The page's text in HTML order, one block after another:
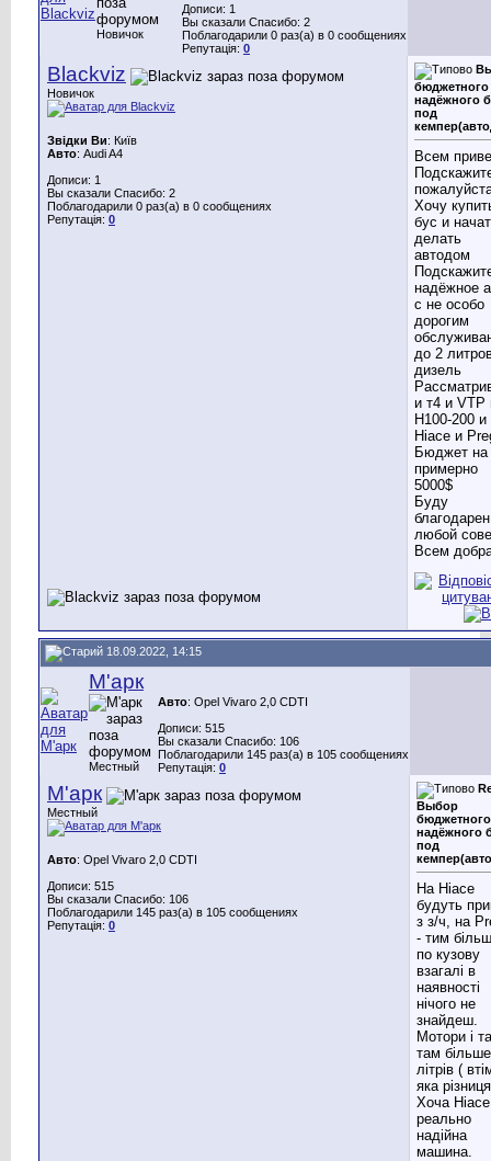
Новичок
Дописи: 1
Вы сказали Спасибо: 2
Поблагодарили 0 раз(а) в 0 сообщениях
Репутація: 0
Blackviz
Новичок
Звідки Ви: Київ
Авто: Audi A4
Дописи: 1
Вы сказали Спасибо: 2
Поблагодарили 0 раз(а) в 0 сообщениях
Репутація: 0
бюджетного
надёжного
под
Всем
Хочу
бус и
делать
автодом
надёжное
с не особо
дорогим
до 2
дизель
и т4 и VTP
H100-200 и
Hiace и
Бюджет на
примерно
5000$
Буду
любой
Всем
18.09.2022, 14:15
М'арк
Местный
Авто: Opel Vivaro 2,0 CDTI
Дописи: 515
Вы сказали Спасибо: 106
Поблагодарили 145 раз(а) в 105 сообщениях
Репутація: 0
М'арк
Местный
Авто: Opel Vivaro 2,0 CDTI
Дописи: 515
Вы сказали Спасибо: 106
Поблагодарили 145 раз(а) в 105 сообщениях
Репутація: 0
Выбор
надёжного
под
На Hiace
будуть
з з/ч, на
- тим
по кузову
взагалі в
наявності
нічого не
знайдеш.
Мотори і
там
літрів (
яка
Хоча
реально
надійна
машина.